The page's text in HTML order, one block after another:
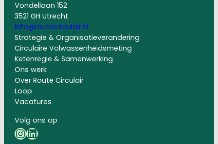
Vondellaan 152
3521 GH Utrecht
info@routecirculair.nl
Strategie & Organisatieverandering
Circulaire Volwassenheidsmeting
Ketenregie & Samenwerking
Ons werk
Over Route Circulair
Loop
Vacatures
Volg ons op
Instagram
LinkedIn